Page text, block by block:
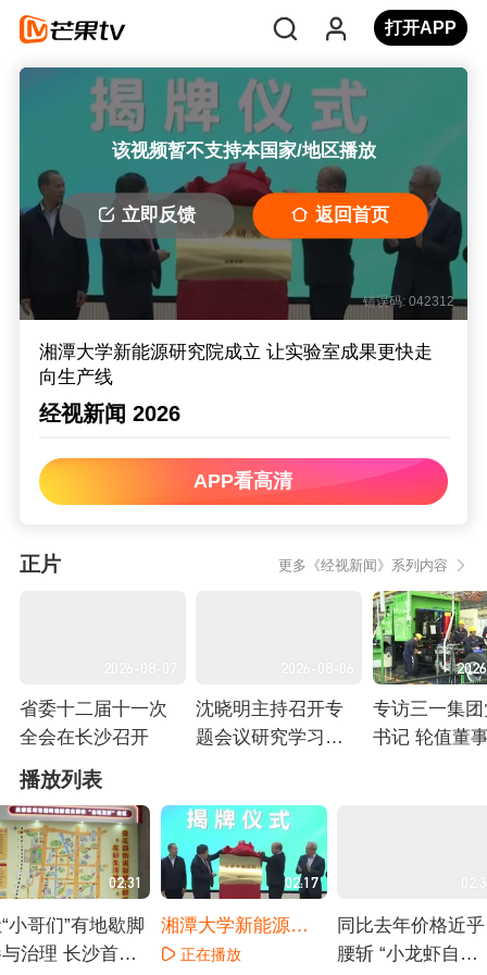
打开APP
该视频暂不支持本国家/地区播放
立即反馈 返回首页
错误码: 042312
湘潭大学新能源研究院成立 让实验室成果更快走
向生产线
经视新闻 2026
APP看高清
正片 更多《经视新闻》系列内容
2026-08-07
省委十二届十一次
全会在长沙召开
正在播放
2026-08-06
沈晓明主持召开专
题会议研究学习教
专访三一集
书记 轮值董
播放列表
02:31
小哥们”有地歇脚
治理 长沙首个
02:17
湘潭大学新能源研
究院成立 让实验室
正在播放
同比去年价格近乎
腰斩 “小龙虾自